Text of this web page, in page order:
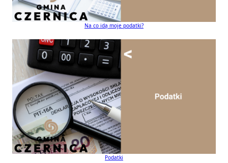
Na co idą moje podatki?
Podatki